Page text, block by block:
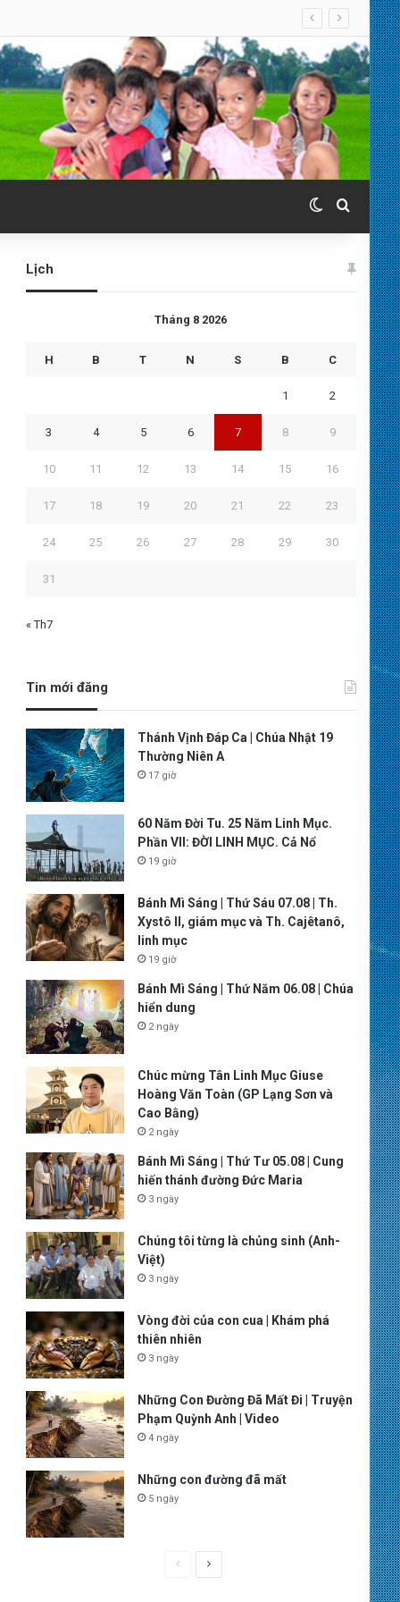
Switch skin
Search
Lịch
Tháng 8 2026
H B T N S B C
1 2
3 4 5 6 7 8 9
10 11 12 13 14 15 16
17 18 19 20 21 22 23
24 25 26 27 28 29 30
31
« Th7
Tin mới đăng
Thánh Vịnh Đáp Ca | Chúa Nhật 19
Thường Niên A
17 giờ
60 Năm Đời Tu. 25 Năm Linh Mục.
Phần VII: ĐỜI LINH MỤC. Cả Nổ
19 giờ
Bánh Mì Sáng | Thứ Sáu 07.08 | Th.
Xystô II, giám mục và Th. Cajêtanô,
linh mục
19 giờ
Bánh Mì Sáng | Thứ Năm 06.08 | Chúa
hiển dung
2 ngày
Chúc mừng Tân Linh Mục Giuse
Hoàng Văn Toàn (GP Lạng Sơn và
Cao Bằng)
2 ngày
Bánh Mì Sáng | Thứ Tư 05.08 | Cung
hiến thánh đường Đức Maria
3 ngày
Chúng tôi từng là chủng sinh (Anh-
Việt)
3 ngày
Vòng đời của con cua | Khám phá
thiên nhiên
3 ngày
Những Con Đường Đã Mất Đi | Truyện
Phạm Quỳnh Anh | Video
4 ngày
Những con đường đã mất
5 ngày